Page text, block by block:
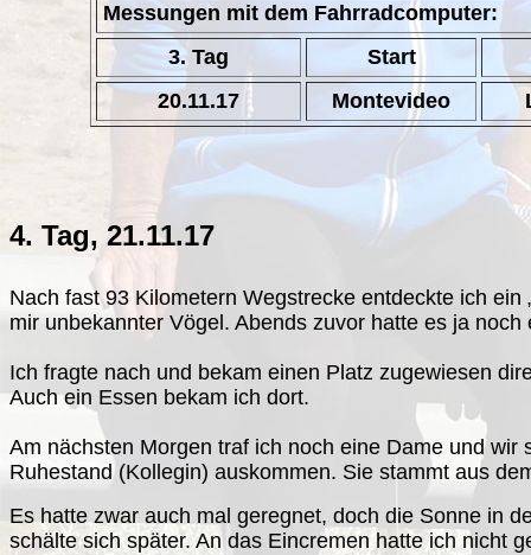
Messungen mit dem Fahrradcomputer:
3. Tag
Start
20.11.17
Montevideo
4. Tag, 21.11.17
Nach fast 93 Kilometern Wegstrecke entdeckte ich
mir unbekannter Vögel. Abends zuvor hatte es ja
Ich fragte nach und bekam einen Platz zugewiesen
Auch ein Essen bekam ich dort.
Am nächsten Morgen traf ich noch eine Dame und
Ruhestand (Kollegin) auskommen. Sie stammt aus
Es hatte zwar auch mal geregnet, doch die Sonne in
schälte sich später. An das Eincremen hatte ich nicht